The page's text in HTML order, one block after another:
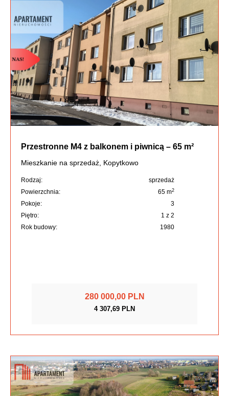
Przestronne M4 z balkonem i piwnicą – 65 m²
Mieszkanie na sprzedaż, Kopytkowo
Rodzaj:
sprzedaż
Powierzchnia:
65 m2
Pokoje:
3
Piętro:
1 z 2
Rok budowy:
1980
280 000,00 PLN
4 307,69 PLN